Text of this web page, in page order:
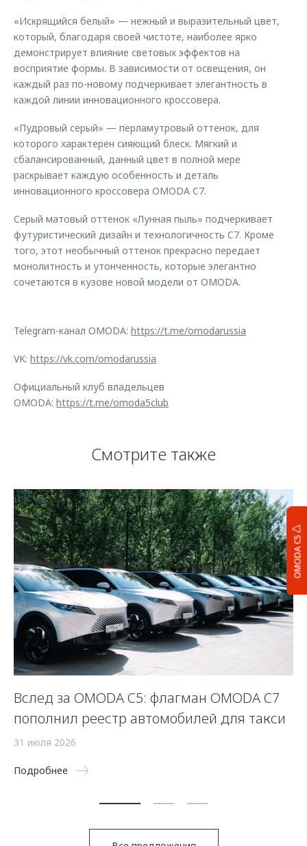
OMODA C5
«Искрящийся белый» — нежный и выразительный цвет,
который, благодаря своей чистоте, наиболее ярко
демонстрирует влияние световых эффектов на
восприятие формы. В зависимости от освещения, он
каждый раз по-новому подчеркивает элегантность в
каждой линии инновационного кроссовера.
«Пудровый серый» — перламутровый оттенок, для
которого характерен сияющий блеск. Мягкий и
сбалансированный, данный цвет в полной мере
раскрывает каждую особенность и деталь
инновационного кроссовера OMODA C7.
Серый матовый оттенок «Лунная пыль» подчеркивает
футуристический дизайн и технологичность C7. Кроме
того, этот необычный оттенок прекрасно передает
монолитность и утонченность, которые элегантно
сочетаются в кузове новой модели от OMODA.
Telegram-канал OMODA: https://t.me/omodarussia
VK: https://vk.com/omodarussia
Официальный клуб владельцев
OMODA: https://t.me/omoda5club
Смотрите также
Вслед за OMODA C5: флагман OMODA C7
пополнил реестр автомобилей для такси
31 июля 2026
Подробнее